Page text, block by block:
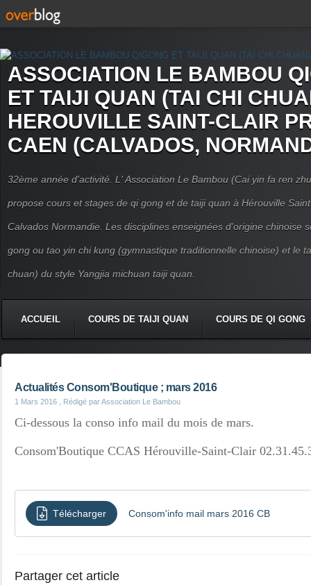
ASSOCIATION LE BAMBOU
ET TAIJI QUAN (TAI CHI
HEROUVILLE SAINT-CLAIR
CAEN (CALVADOS,
32ème année d'activité. L' Association Le Bambou (Cai yin fa ren
propose cours et stages de qi gong et de taiji quan à Hérouville
Calvados Normandie. Les disciplines enseignées d'origine chinoise
gong ou tao yin chi kung (gymnastique traditionnelle chinoise) et le
chuan) du style Yangjia michuan taiji quan.
ACCUEIL COURS DE TAIJI QUAN COURS DE QI GONG
Actualités Consom'Boutique ; mars 2016
1 Mars 2016 , Rédigé par Association Le Bambou
Ci-dessous la conso info mail du mois de mars.
Consom'Boutique CCAS Hérouville-Saint-Clair
Télécharger Consom'info mail mars 2016 CB
Partager cet article